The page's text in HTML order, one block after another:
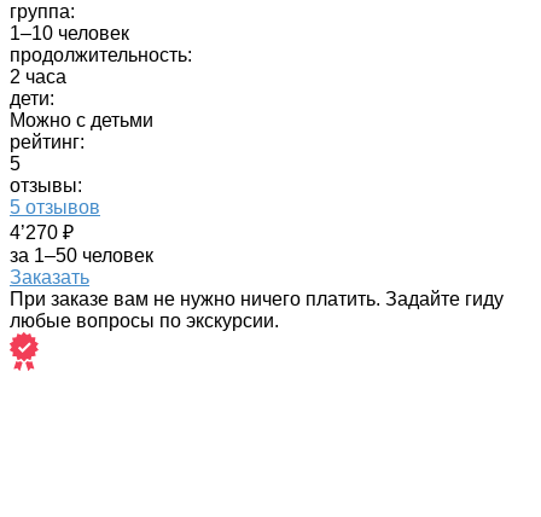
группа:
1–10 человек
продолжительность:
2 часа
дети:
Можно с детьми
рейтинг:
5
отзывы:
5 отзывов
4’270 ₽
за 1–50 человек
Заказать
При заказе вам не нужно ничего платить. Задайте гиду
любые вопросы по экскурсии.